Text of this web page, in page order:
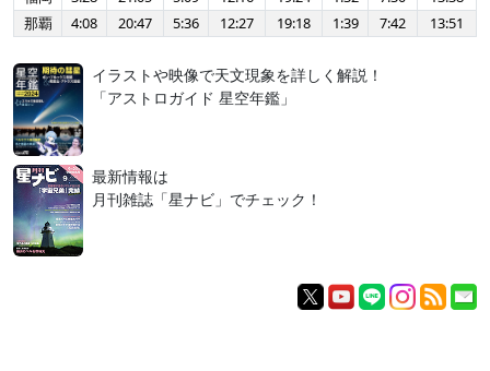
那覇
4:08 20:47 5:36 12:27 19:18 1:39 7:42 13:51
イラストや映像で天文現象を詳しく解説！
「アストロガイド 星空年鑑」
最新情報は
月刊雑誌「星ナビ」でチェック！